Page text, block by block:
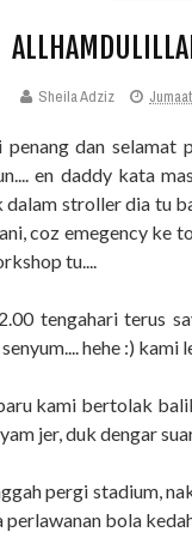
Sheila Adziz
dan selamat
en daddy kata
dalam stroller dia tu
coz emegency ke
tu....
tengahari terus
hehe :)
kami bertolak
jer, duk dengar
pergi stadium,
bola